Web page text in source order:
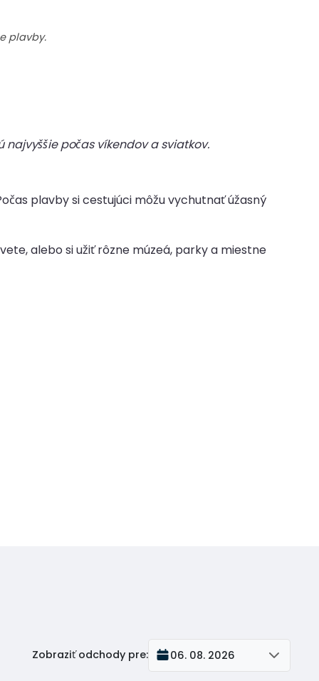
plavby.
počas víkendov a sviatkov.
plavby si cestujúci môžu vychutnať úžasný
alebo si užiť rôzne múzeá, parky a miestne
Zobraziť odchody pre: 06. 08. 2026